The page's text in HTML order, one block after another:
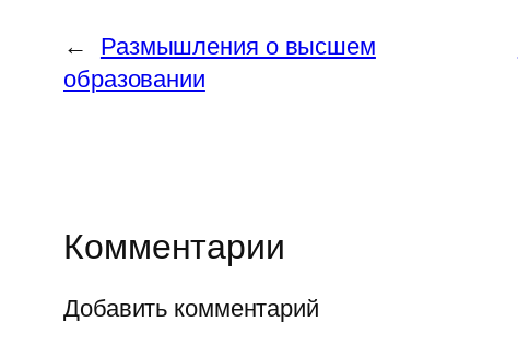
←
Размышления о высшем
образовании
Комментарии
Добавить комментарий